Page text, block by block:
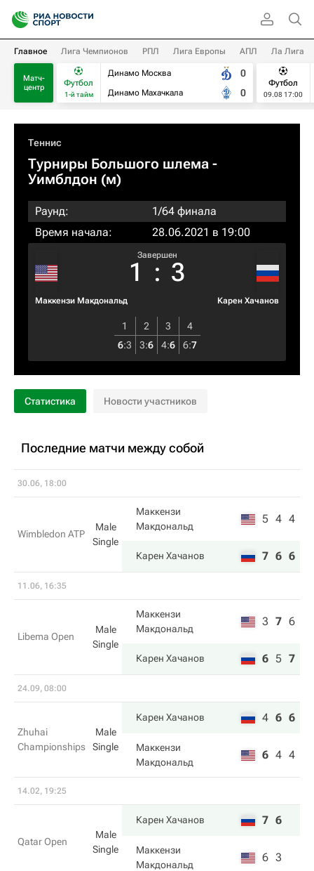
Главное Лига Чемпионов РПЛ Лига Европы АПЛ Ла Лига
Матч-
центр
Футбол
1-й тайм
Динамо Москва
Динамо Махачкала
0
0
Футбол
09.08 17:00
Теннис
Турниры Большого шлема -
Уимблдон (м)
Раунд:
1/64 финала
Время начала:
28.06.2021 в 19:00
Маккензи Макдональд
Завершен
1 : 3
Карен Хачанов
1 2 3
4
6:3 3:6 4:6 6:7
Статистика Новости участников
Последние матчи между собой
30.06, 18:00
Wimbledon ATP
Male
Single
Маккензи
Макдональд
5 4 4
Карен Хачанов 7 6 6
11.06, 16:35
Libema Open
Male
Single
Маккензи
Макдональд
3 7 6
Карен Хачанов 6 5 7
24.09, 08:00
Zhuhai
Championships
Male
Single
Карен Хачанов 4 6 6
Маккензи
Макдональд
6 4 4
14.02, 19:25
Qatar Open
Male
Single
Карен Хачанов 7 6
Маккензи
Макдональд
6 3